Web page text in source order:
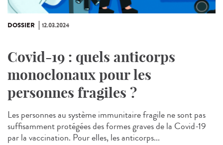
DOSSIER 12.03.2024
Covid-19 : quels anticorps
monoclonaux pour les
personnes fragiles ?
Les personnes au système immunitaire fragile ne sont pas
suffisamment protégées des formes graves de la Covid-19
par la vaccination. Pour elles, les anticorps...